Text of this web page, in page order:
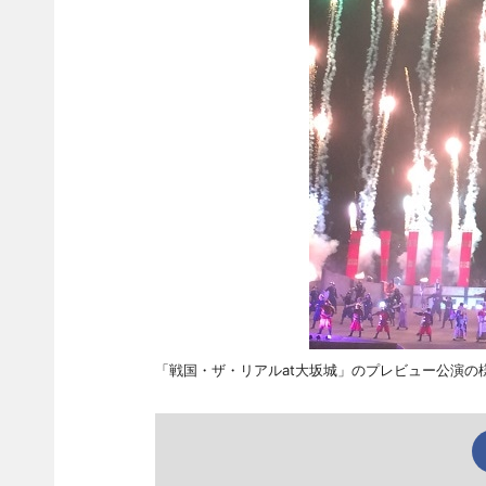
「戦国・ザ・リアルat大坂城」のプレビュー公演の